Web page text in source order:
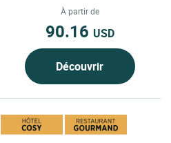
À partir de
90.16 USD
Découvrir